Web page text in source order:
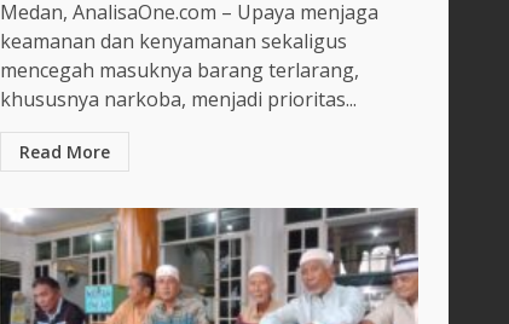
Medan, AnalisaOne.com – Upaya menjaga
keamanan dan kenyamanan sekaligus
mencegah masuknya barang terlarang,
khususnya narkoba, menjadi prioritas...
Read More